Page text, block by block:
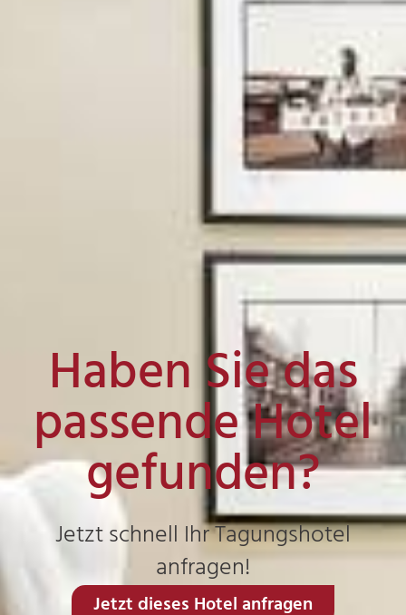
Haben Sie das
passende Hotel
gefunden?
Jetzt schnell Ihr Tagungshotel
anfragen!
Jetzt dieses Hotel anfragen